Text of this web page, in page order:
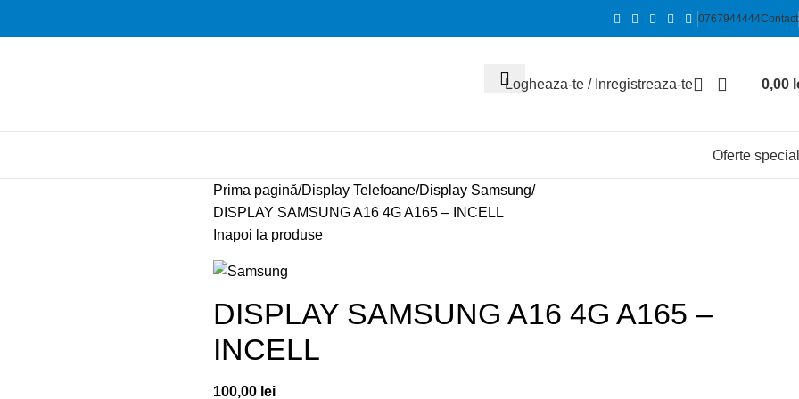
0767944444Contact
Logheaza-te / Inregistreaza-te 0,00
Oferte
Prima pagină Display Telefoane Display Samsung
DISPLAY SAMSUNG A16 4G A165 – INCELL
Inapoi la produse
DISPLAY SAMSUNG A16 4G A165 –
INCELL
100,00 lei